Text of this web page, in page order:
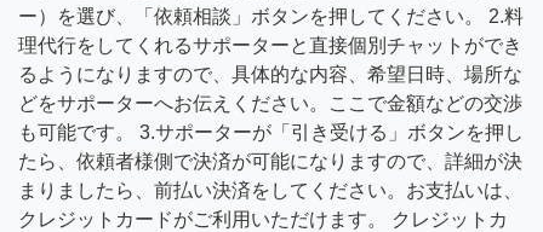
ー）を選び、「依頼相談」ボタンを押してください。 2.料
理代行をしてくれるサポーターと直接個別チャットができ
るようになりますので、具体的な内容、希望日時、場所な
どをサポーターへお伝えください。ここで金額などの交渉
も可能です。 3.サポーターが「引き受ける」ボタンを押し
たら、依頼者様側で決済が可能になりますので、詳細が決
まりましたら、前払い決済をしてください。お支払いは、
クレジットカードがご利用いただけます。 クレジットカ